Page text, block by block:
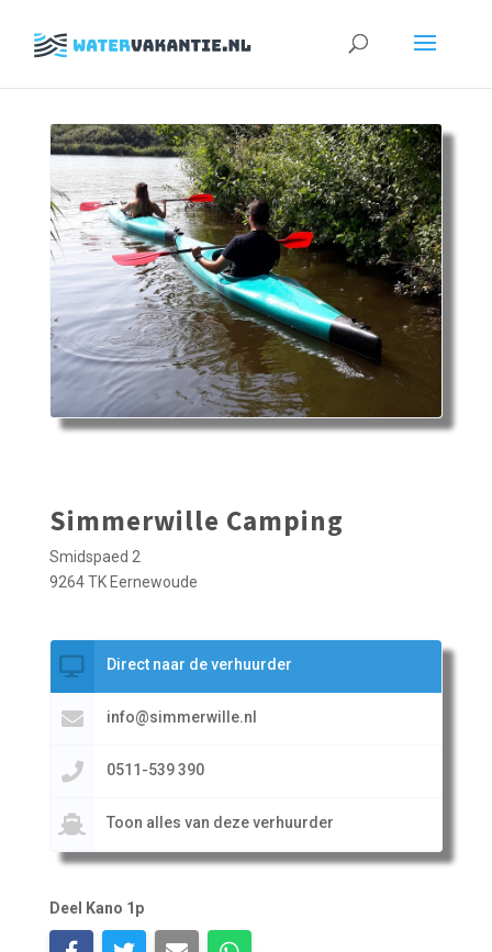
Zoeken
Simmerwille Camping
Smidspaed 2
9264 TK Eernewoude
Direct naar de verhuurder
info@simmerwille.nl
0511-539 390
Toon alles van deze verhuurder
Deel Kano 1p